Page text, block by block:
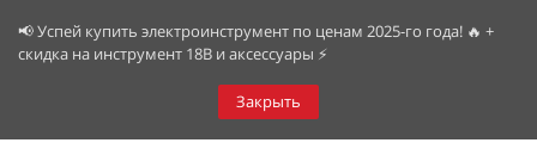
📢 Успей купить электроинструмент по ценам 2025-го года! 🔥 +
скидка на инструмент 18В и аксессуары ⚡️
Закрыть